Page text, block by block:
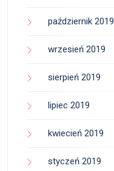
październik 2019
wrzesień 2019
sierpień 2019
lipiec 2019
kwiecień 2019
styczeń 2019